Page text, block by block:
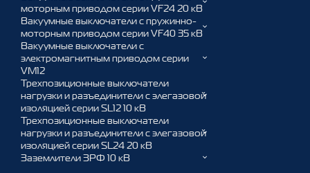
моторным приводом серии VF24 20 кВ
Вакуумные выключатели с пружинно-
моторным приводом серии VF40 35 кВ
Вакуумные выключатели с
электромагнитным приводом серии
VM12
Трехпозиционные выключатели
нагрузки и разъединители с элегазовой
изоляцией серии SL12 10 кВ
Трехпозиционные выключатели
нагрузки и разъединители с элегазовой
изоляцией серии SL24 20 кВ
Заземлители ЗРФ 10 кВ